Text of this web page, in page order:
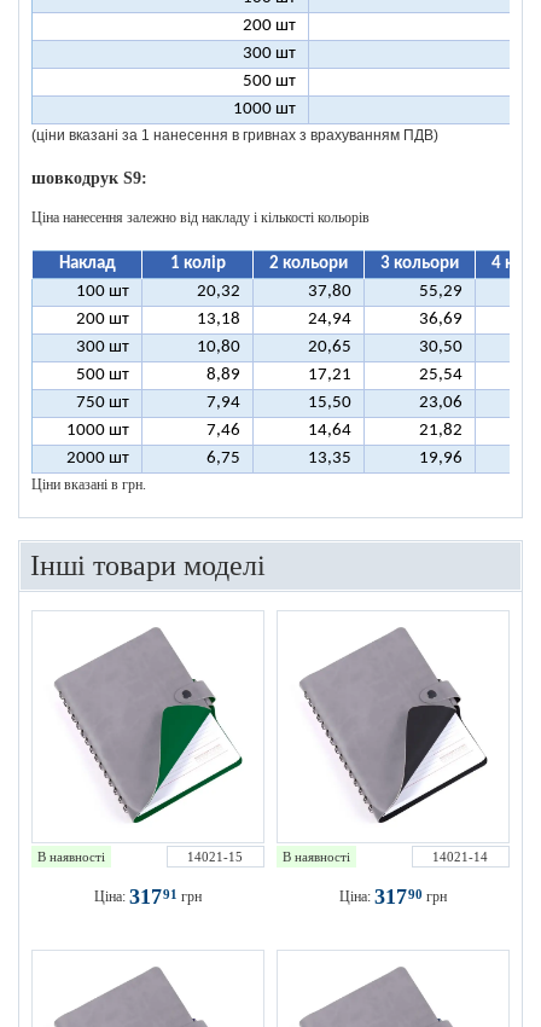
200 шт
300 шт
500 шт
1000 шт
(ціни вказані за 1 нанесення в гривнах з врахуванням ПДВ)
шовкодрук S9:
Ціна нанесення залежно від накладу і кількості кольорів
Наклад 1 колір 2 кольори 3 кольори
4
100 шт
20,32 37,80 55,29
200 шт
13,18 24,94 36,69
300 шт
10,80 20,65 30,50
500 шт
8,89 17,21 25,54
750 шт
7,94 15,50 23,06
1000 шт
7,46 14,64 21,82
2000 шт
6,75 13,35 19,96
Ціни вказані в грн.
Інші товари моделі
В наявності 14021-15
Ціна: 31791 грн
В наявності 14021-14
Ціна: 31790 грн